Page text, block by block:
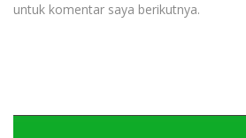
untuk komentar saya berikutnya.